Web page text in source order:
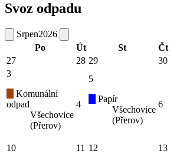
Svoz odpadu
Srpen2026
Po
Út St Čt
27
28 29 30
3
Komunální
odpad
Všechovice
(Přerov)
4
5
Papír
Všechovice
(Přerov)
6
10 11 12 13